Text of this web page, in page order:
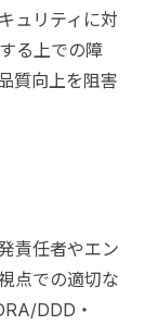
ュリティに対
る上での障
質向上を阻害
責任者やエン
点での適切な
DDD・